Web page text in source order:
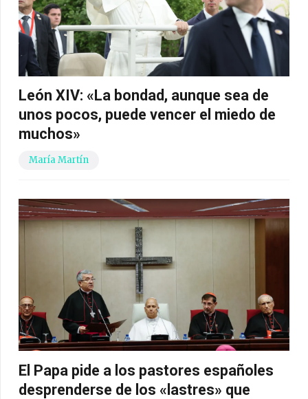
León XIV: «La bondad, aunque sea de
unos pocos, puede vencer el miedo de
muchos»
María Martín
El Papa pide a los pastores españoles
desprenderse de los «lastres» que